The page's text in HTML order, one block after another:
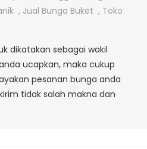
, Jual Bunga Buket , Toko
dikatakan sebagai wakil
ucapkan, maka cukup
pesanan bunga anda
tidak salah makna dan